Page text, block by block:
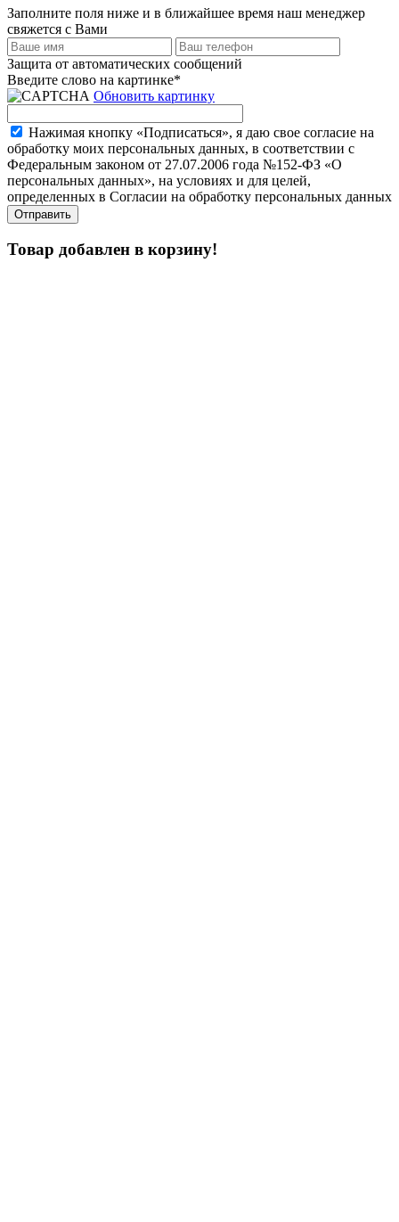
Заполните поля ниже и в ближайшее время наш менеджер
свяжется с Вами
Защита от автоматических сообщений
Введите слово на картинке*
Обновить картинку
Нажимая кнопку «Подписаться», я даю свое согласие на
обработку моих персональных данных, в соответствии с
Федеральным законом от 27.07.2006 года №152-ФЗ «О
персональных данных», на условиях и для целей,
определенных в Согласии на обработку персональных данных
Товар добавлен в корзину!